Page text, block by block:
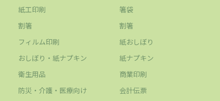
紙工印刷
割箸
フィルム印刷
おしぼり・紙ナプキン
衛生用品
防災・介護・医療向け
箸袋
割箸
紙おしぼり
紙ナプキン
商業印刷
会計伝票